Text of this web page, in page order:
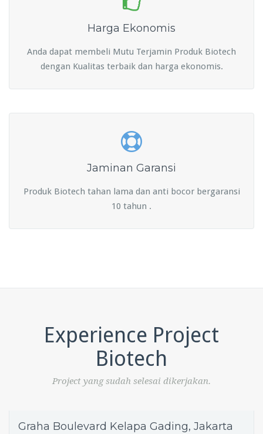
Harga Ekonomis
Anda dapat membeli Mutu Terjamin Produk Biotech
dengan Kualitas terbaik dan harga ekonomis.
Jaminan Garansi
Produk Biotech tahan lama dan anti bocor bergaransi
10 tahun .
Experience Project
Biotech
Project yang sudah selesai dikerjakan.
Graha Boulevard Kelapa Gading, Jakarta